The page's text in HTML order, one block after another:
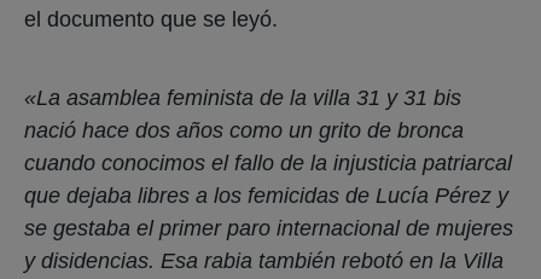
el documento que se leyó.
«La asamblea feminista de la villa 31 y 31 bis
nació hace dos años como un grito de bronca
cuando conocimos el fallo de la injusticia patriarcal
que dejaba libres a los femicidas de Lucía Pérez y
se gestaba el primer paro internacional de mujeres
y disidencias. Esa rabia también rebotó en la Villa